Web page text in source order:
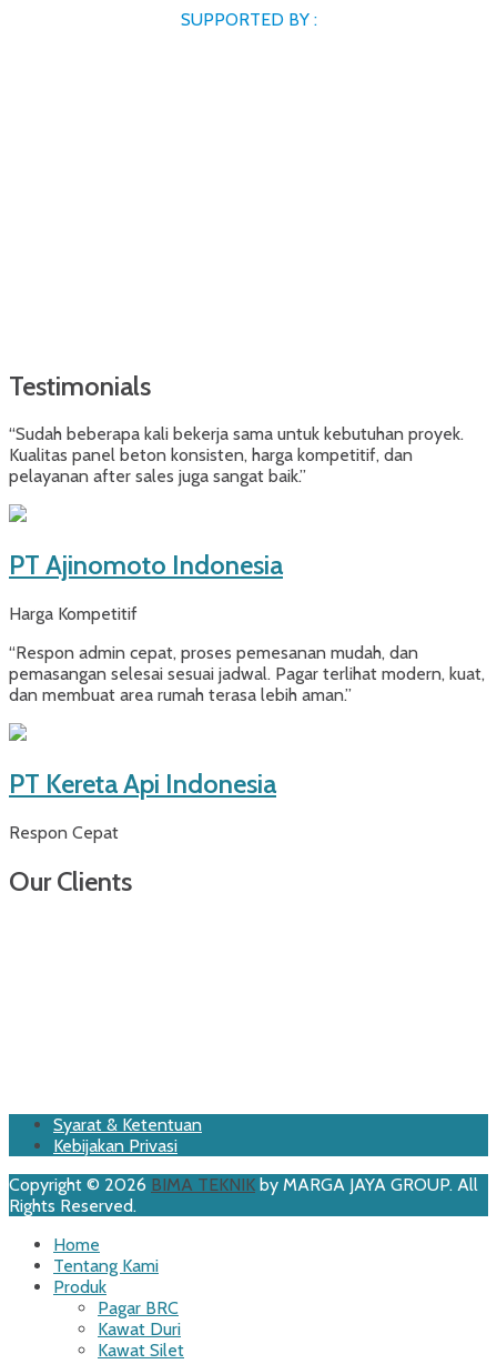
SUPPORTED BY :
Testimonials
“Sudah beberapa kali bekerja sama untuk kebutuhan proyek.
Kualitas panel beton konsisten, harga kompetitif, dan
pelayanan after sales juga sangat baik.”
PT Ajinomoto Indonesia
Harga Kompetitif
“Respon admin cepat, proses pemesanan mudah, dan
pemasangan selesai sesuai jadwal. Pagar terlihat modern, kuat,
dan membuat area rumah terasa lebih aman.”
PT Kereta Api Indonesia
Respon Cepat
Our Clients
Footer
Menu
Skip
Syarat & Ketentuan
Kebijakan Privasi
Copyright © 2026 BIMA TEKNIK by MARGA JAYA GROUP. All
Rights Reserved.
Home
Tentang Kami
Produk
Pagar BRC
Kawat Duri
Kawat Silet